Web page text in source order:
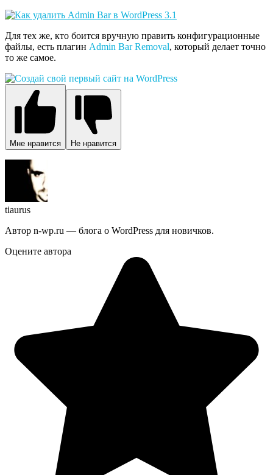
Для тех же, кто боится вручную править конфигурационные
файлы, есть плагин Admin Bar Removal, который делает точно
то же самое.
Мне нравится Не нравится
tiaurus
Автор n-wp.ru — блога о WordPress для новичков.
Оцените автора